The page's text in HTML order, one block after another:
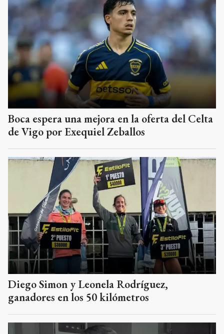
Boca espera una mejora en la oferta del Celta
de Vigo por Exequiel Zeballos
Diego Simon y Leonela Rodríguez,
ganadores en los 50 kilómetros